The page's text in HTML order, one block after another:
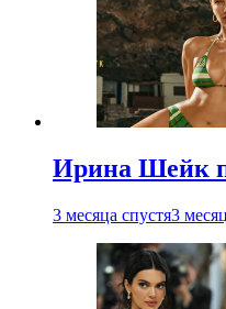
Ирина Шейк
3 месяца спустя3